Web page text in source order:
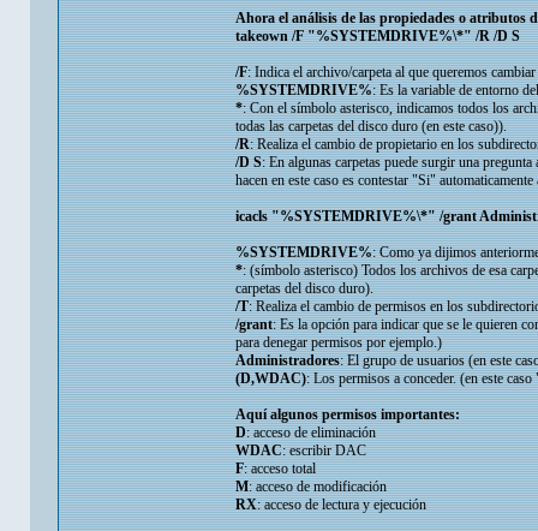
Ahora el análisis de las propiedades o atributos
takeown /F "%SYSTEMDRIVE%\*" /R /D S
/F: Indica el archivo/carpeta al que queremos
%SYSTEMDRIVE%: Es la variable de entorno
*: Con el símbolo asterisco, indicamos todos los
todas las carpetas del disco duro (en este caso)).
/R: Realiza el cambio de propietario en los
/D S: En algunas carpetas puede surgir una
hacen en este caso es contestar "Si"
icacls "%SYSTEMDRIVE%\*" /grant
%SYSTEMDRIVE%: Como ya dijimos
*: (símbolo asterisco) Todos los archivos de esa
carpetas del disco duro).
/T: Realiza el cambio de permisos en los
/grant: Es la opción para indicar que se le quieren
para denegar permisos por ejemplo.)
Administradores: El grupo de usuarios (en este
(D,WDAC): Los permisos a conceder. (en este
Aquí algunos permisos importantes:
D: acceso de eliminación
WDAC: escribir DAC
F: acceso total
M: acceso de modificación
RX: acceso de lectura y ejecución